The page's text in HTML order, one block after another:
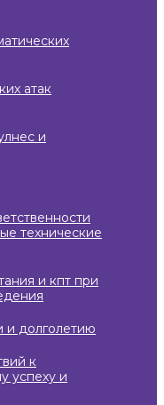
технические
и долголетию
успеху и